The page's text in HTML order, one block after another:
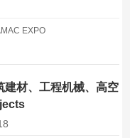
EXPO
建材、工程机械、高空